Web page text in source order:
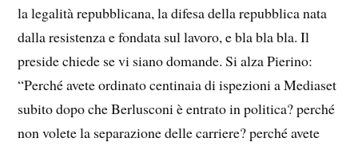
la legalità repubblicana, la difesa della repubblica nata
dalla resistenza e fondata sul lavoro, e bla bla bla. Il
preside chiede se vi siano domande. Si alza Pierino:
“Perché avete ordinato centinaia di ispezioni a Mediaset
subito dopo che Berlusconi è entrato in politica? perché
non volete la separazione delle carriere? perché avete